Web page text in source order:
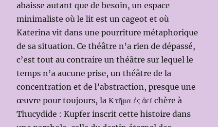
abaisse autant que de besoin, un espace
minimaliste où le lit est un cageot et où
Katerina vit dans une pourriture métaphorique
de sa situation. Ce théâtre n’a rien de dépassé,
c’est tout au contraire un théâtre sur lequel le
temps n’a aucune prise, un théâtre de la
concentration et de l’abstraction, presque une
œuvre pour toujours, la Κτῆμα ἐς ἀεί chère à
Thucydide : Kupfer inscrit cette histoire dans